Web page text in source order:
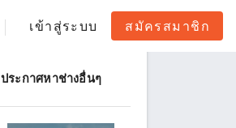
เข้าสู่ระบบ สมัครสมาชิก
ประกาศหาช่างอื่นๆ